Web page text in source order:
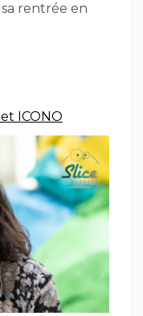
rentrée en
ICONO